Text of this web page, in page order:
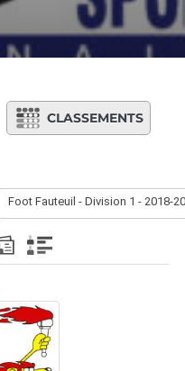
CLASSEMENTS
Foot Fauteuil - Division 1 - 2018-